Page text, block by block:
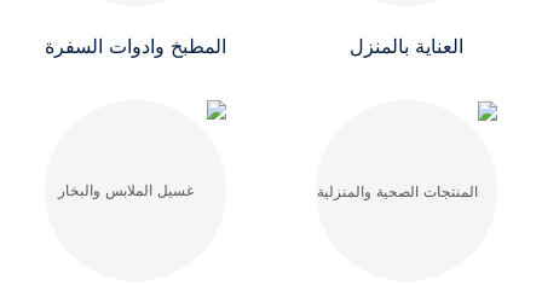
العناية بالمنزل المطبخ وادوات السفرة